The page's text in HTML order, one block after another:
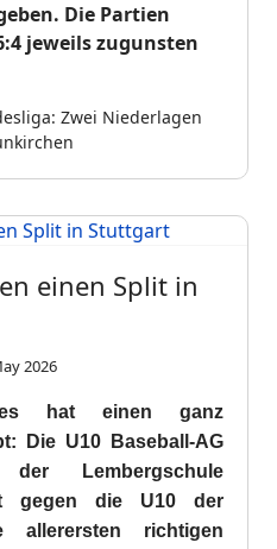
Die Partien
jeweils zugunsten
Zwei Niederlagen
einen Split in
2026
hat einen ganz
Die U10 Baseball-AG
Lembergschule
gegen die U10 der
allerersten richtigen